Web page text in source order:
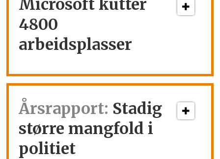
Microsoft kutter
4800
arbeidsplasser
Årsrapport: Stadig
større mangfold i
politiet